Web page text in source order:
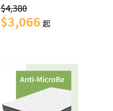
$4,380
$3,066 起